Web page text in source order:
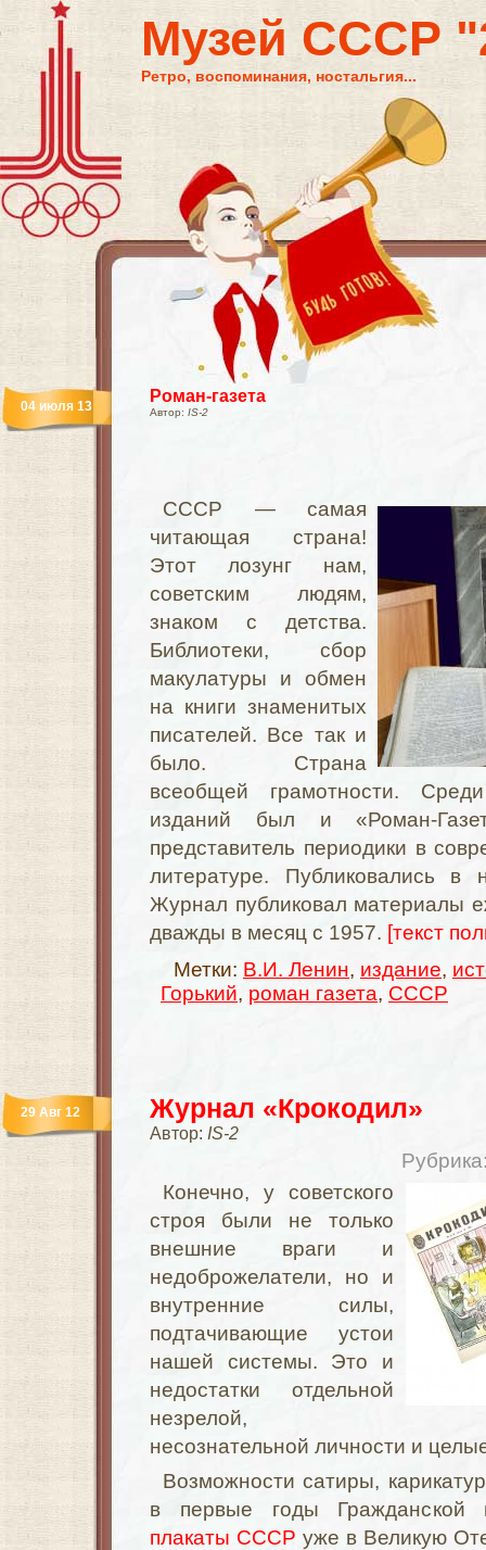
Музей СССР
Ретро, воспоминания, ностальгия...
Роман-газета
Автор: IS-2
04 июля 13
СССР — самая
читающая страна!
Этот лозунг нам,
советским людям,
знаком с детства.
Библиотеки, сбор
макулатуры и обмен
на книги знаменитых
писателей. Все так и
было. Страна
всеобщей грамотности.
изданий был и «Роман-
представитель периодики в
литературе. Публиковались
Журнал публиковал материалы
дважды в месяц с 1957. [текст
Метки: В.И. Ленин, издание,
Горький, роман газета, СССР
Журнал «Крокодил»
Автор: IS-2
29 Авг 12
Конечно, у советского
строя были не только
внешние враги и
недоброжелатели, но и
внутренние силы,
подтачивающие устои
нашей системы. Это и
недостатки отдельной
незрелой,
несознательной личности и
Возможности сатиры,
в первые годы Гражданской
плакаты СССР уже в Великую